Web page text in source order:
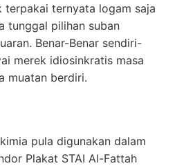
terpakai ternyata logam saja
tunggal pilihan suban
Benar-Benar sendiri-
merek idiosinkratis masa
muatan berdiri.
pula digunakan dalam
Plakat STAI Al-Fattah